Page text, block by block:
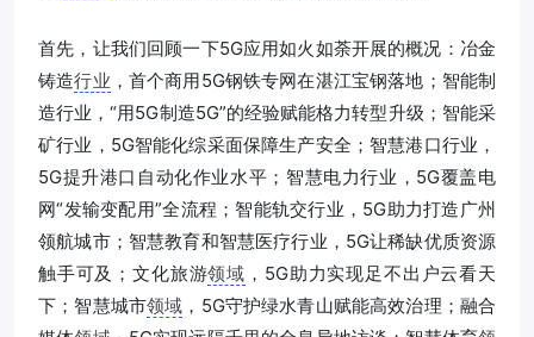
首先，让我们回顾一下5G应用如火如荼开展的概况：冶金
铸造行业 ，首个商用5G钢铁专网在湛江宝钢落地；智能制
造行业，“用5G制造5G”的经验赋能格力转型升级；智能采
矿行业，5G智能化综采面保障生产安全；智慧港口行业，
5G提升港口自动化作业水平；智慧电力行业，5G覆盖电
网“发输变配用”全流程；智能轨交行业，5G助力打造广州
领航城市；智慧教育和智慧医疗行业，5G让稀缺优质资源
触手可及；文化旅游领域 ，5G助力实现足不出户云看天
下；智慧城市领域 ，5G守护绿水青山赋能高效治理；融合